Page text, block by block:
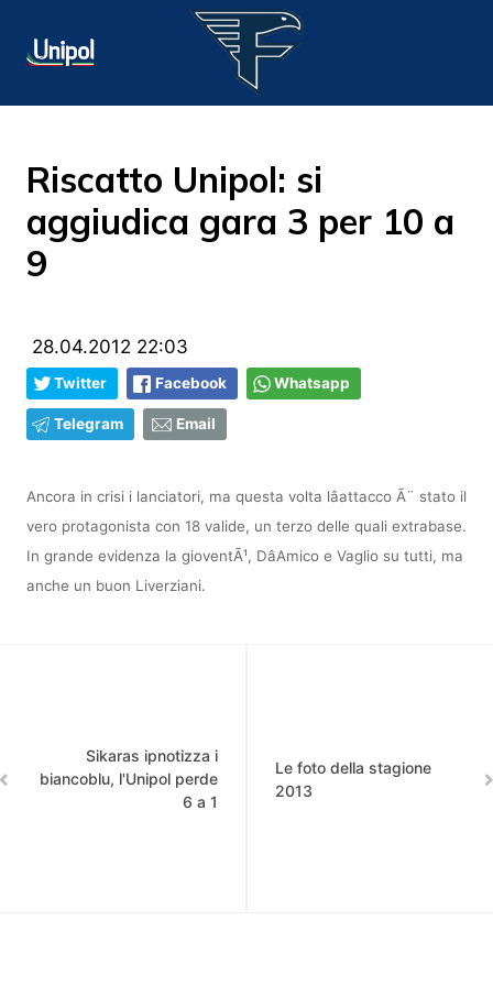
Riscatto Unipol: si
aggiudica gara 3 per 10 a
9
28.04.2012 22:03
Twitter Facebook Whatsapp
Telegram Email
Ancora in crisi i lanciatori, ma questa volta lâattacco Ã¨ stato il
vero protagonista con 18 valide, un terzo delle quali extrabase.
In grande evidenza la gioventÃ¹, DâAmico e Vaglio su tutti, ma
anche un buon Liverziani.
Sikaras ipnotizza i
biancoblu, l'Unipol perde
6 a 1
Le foto della stagione
2013